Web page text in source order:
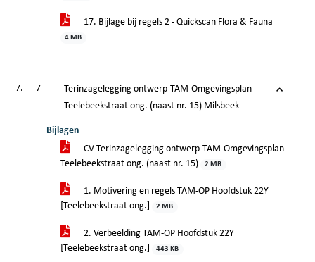
17. Bijlage bij regels 2 - Quickscan Flora & Fauna
4 MB
7
Terinzagelegging ontwerp-TAM-Omgevingsplan
Teelebeekstraat ong. (naast nr. 15) Milsbeek
Bijlagen
CV Terinzagelegging ontwerp-TAM-Omgevingsplan
Teelebeekstraat ong. (naast nr. 15)
2 MB
1. Motivering en regels TAM-OP Hoofdstuk 22Y
[Teelebeekstraat ong.]
2 MB
2. Verbeelding TAM-OP Hoofdstuk 22Y
[Teelebeekstraat ong.]
443 KB